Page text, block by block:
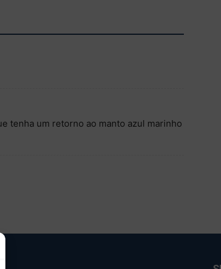
tenha um retorno ao manto azul marinho